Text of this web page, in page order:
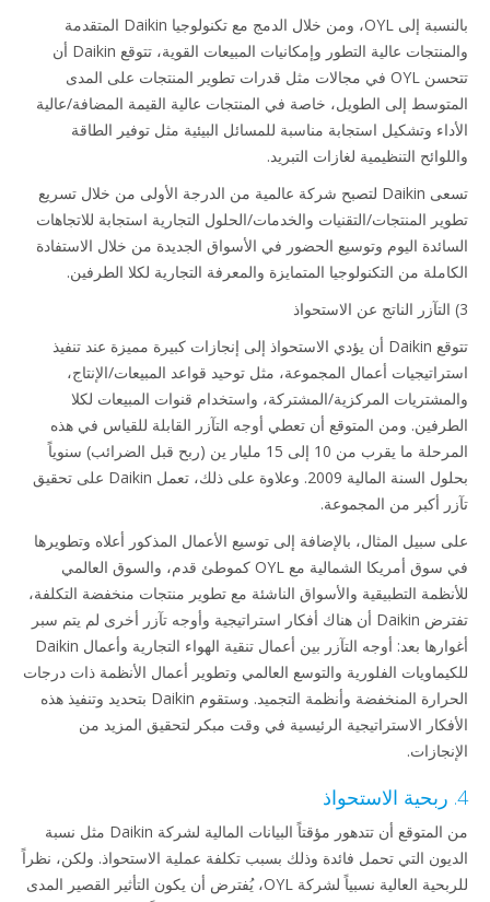
بالنسبة إلى OYL، ومن خلال الدمج مع تكنولوجيا Daikin المتقدمة
والمنتجات عالية التطور وإمكانيات المبيعات القوية، تتوقع Daikin أن
تتحسن OYL في مجالات مثل قدرات تطوير المنتجات على المدى
إلى الطويل، خاصة في المنتجات عالية القيمة المضافة/عالية
وتشكيل استجابة مناسبة للمسائل البيئية مثل توفير الطاقة
التنظيمية لغازات التبريد.
تسعى Daikin لتصبح شركة عالمية من الدرجة الأولى من خلال تسريع
المنتجات/التقنيات والخدمات/الحلول التجارية استجابة للاتجاهات
اليوم وتوسيع الحضور في الأسواق الجديدة من خلال الاستفادة
من التكنولوجيا المتمايزة والمعرفة التجارية لكلا الطرفين.
تتوقع Daikin أن يؤدي الاستحواذ إلى إنجازات كبيرة مميزة عند تنفيذ
أعمال المجموعة، مثل توحيد قواعد المبيعات/الإنتاج،
المركزية/المشتركة، واستخدام قنوات المبيعات لكلا
ومن المتوقع أن تعطي أوجه التآزر القابلة للقياس في هذه
المرحلة ما يقرب من 10 إلى 15 مليار ين (ربح قبل الضرائب) سنوياً
بحلول السنة المالية 2009. وعلاوة على ذلك، تعمل Daikin على تحقيق
أكبر من المجموعة.
سبيل المثال، بالإضافة إلى توسيع الأعمال المذكور أعلاه وتطويرها
في سوق أمريكا الشمالية مع OYL كموطئ قدم، والسوق العالمي
التطبيقية والأسواق الناشئة مع تطوير منتجات منخفضة التكلفة،
تفترض Daikin أن هناك أفكار استراتيجية وأوجه تآزر أخرى لم يتم سبر
أغوارها بعد: أوجه التآزر بين أعمال تنقية الهواء التجارية وأعمال Daikin
الفلورية والتوسع العالمي وتطوير أعمال الأنظمة ذات درجات
الحرارة المنخفضة وأنظمة التجميد. وستقوم Daikin بتحديد وتنفيذ هذه
الاستراتيجية الرئيسية في وقت مبكر لتحقيق المزيد من
من المتوقع أن تتدهور مؤقتاً البيانات المالية لشركة Daikin مثل نسبة
التي تحمل فائدة وذلك بسبب تكلفة عملية الاستحواذ. ولكن، نظراً
للربحية العالية نسبياً لشركة OYL، يُفترض أن يكون التأثير القصير المدى